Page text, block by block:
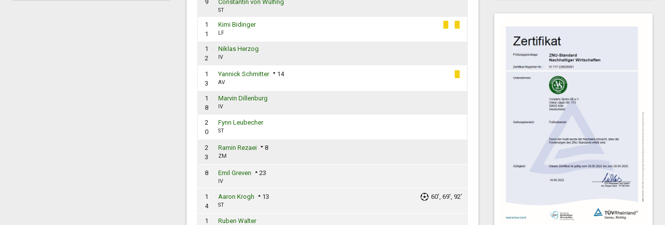
9 Constantin von Wülfing
ST
1
1
Kimi Bidinger
LF
1
2
Niklas Herzog
IV
1
3
Yannick Schmitter 14
AV
1
8
Marvin Dillenburg
IV
2
0
Fynn Leubecher
ST
2
3
Ramin Rezaei 8
ZM
8 Emil Greven 23
IV
1
4
Aaron Krogh 13
ST
60', 69', 92'
1
Ruben Walter